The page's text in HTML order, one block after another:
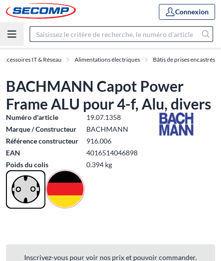
Connexion
Accessoires IT & Réseau Alimentations électriques Bâtis de prises encastrés
BACHMANN Capot Power
Frame ALU pour 4-f, Alu, divers
Numéro d'article
19.07.1358
Marque / Constructeur
BACHMANN
Référence constructeur
916.006
EAN
4016514046898
Poids du colis
0.394 kg
Inscrivez-vous pour voir nos prix et pouvoir commander.